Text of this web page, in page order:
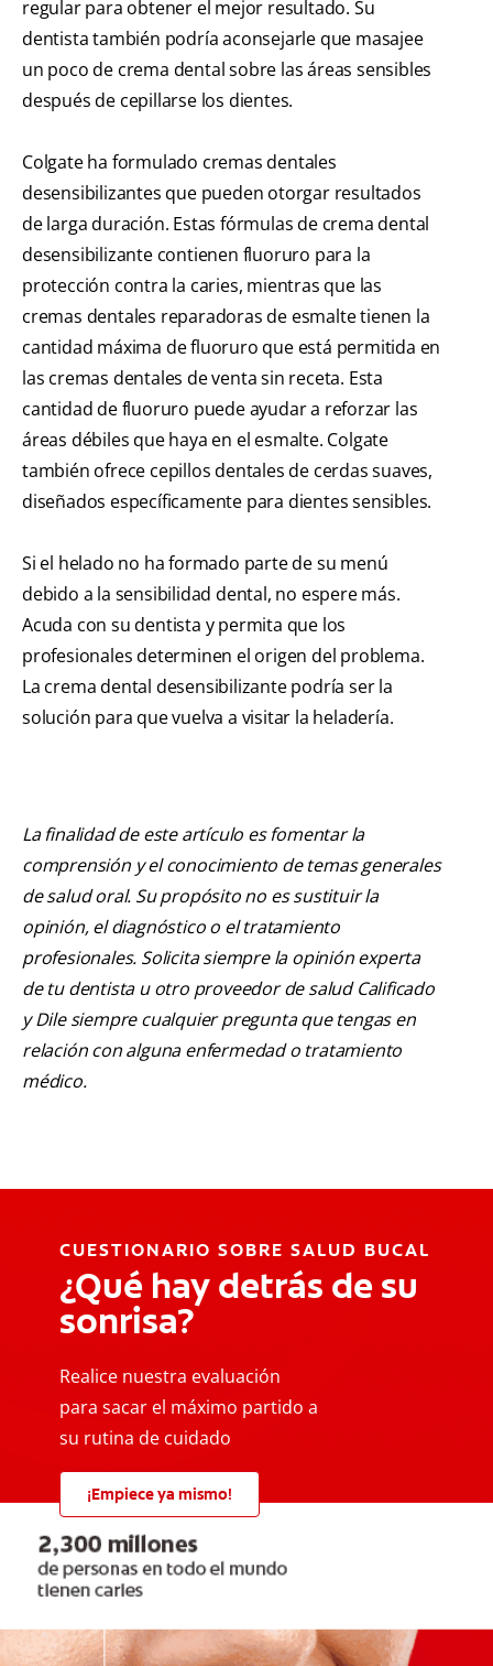
regular para obtener el mejor resultado. Su
dentista también podría aconsejarle que masajee
un poco de crema dental sobre las áreas sensibles
después de cepillarse los dientes.
Colgate ha formulado cremas dentales
desensibilizantes que pueden otorgar resultados
de larga duración. Estas fórmulas de crema dental
desensibilizante contienen fluoruro para la
protección contra la caries, mientras que las
cremas dentales reparadoras de esmalte tienen la
cantidad máxima de fluoruro que está permitida en
las cremas dentales de venta sin receta. Esta
cantidad de fluoruro puede ayudar a reforzar las
áreas débiles que haya en el esmalte. Colgate
también ofrece cepillos dentales de cerdas suaves,
diseñados específicamente para dientes sensibles.
Si el helado no ha formado parte de su menú
debido a la sensibilidad dental, no espere más.
Acuda con su dentista y permita que los
profesionales determinen el origen del problema.
La crema dental desensibilizante podría ser la
solución para que vuelva a visitar la heladería.
La finalidad de este artículo es fomentar la
comprensión y el conocimiento de temas generales
de salud oral. Su propósito no es sustituir la
opinión, el diagnóstico o el tratamiento
profesionales. Solicita siempre la opinión experta
de tu dentista u otro proveedor de salud Calificado
y Dile siempre cualquier pregunta que tengas en
relación con alguna enfermedad o tratamiento
médico.
CUESTIONARIO SOBRE SALUD BUCAL
¿Qué hay detrás de su
sonrisa?
Realice nuestra evaluación
para sacar el máximo partido a
su rutina de cuidado
¡Empiece ya mismo!